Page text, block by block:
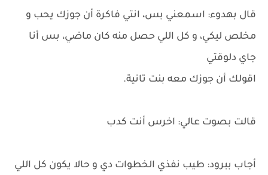
قال بهدوء: اسمعني بس، انتي فاكرة أن جوزك يحب و
مخلص ليكي، و كل اللي حصل منه كان ماضي، بس أنا
جاي دلوقتي
اقولك أن جوزك معه بنت تانية.
قالت بصوت عالي: اخرس أنت كدب
أجاب ببرود: طيب نفذي الخطوات دي و حالا يكون كل اللي